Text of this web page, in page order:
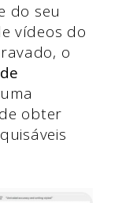
do seu
vídeos do
o
obter